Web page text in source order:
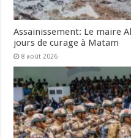
Assainissement: Le maire
jours de curage à Matam
8 août 2026